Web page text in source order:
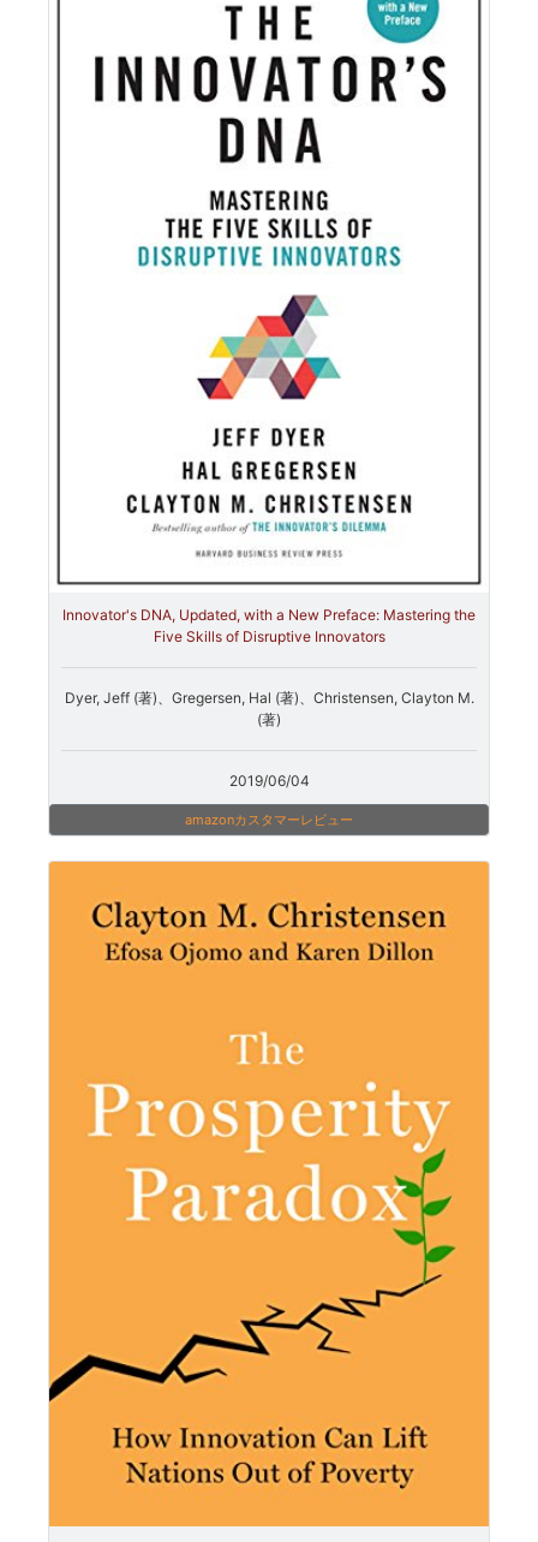
Innovator's DNA, Updated, with a New Preface: Mastering the
Five Skills of Disruptive Innovators
Dyer, Jeff (著)、Gregersen, Hal (著)、Christensen, Clayton M.
(著)
2019/06/04
amazonカスタマーレビュー